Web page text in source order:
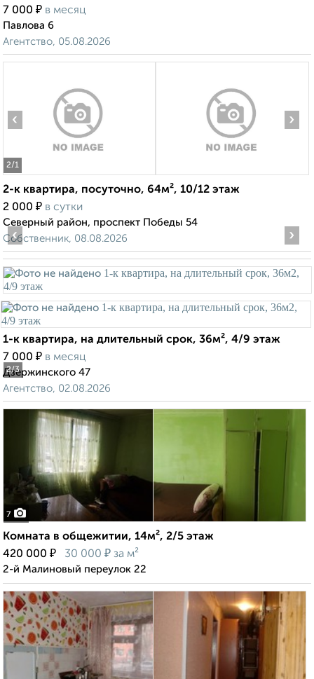
7 000 ₽ в месяц
Павлова 6
Агентство, 05.08.2026
2/1
‹ ›
2-к квартира, посуточно, 64м², 10/12 этаж
2 000 ₽ в сутки
Северный район, проспект Победы 54
Собственник, 08.08.2026
2/3
‹ ›
1-к квартира, на длительный срок, 36м², 4/9 этаж
7 000 ₽ в месяц
Дзержинского 47
Агентство, 02.08.2026
7
Комната в общежитии, 14м², 2/5 этаж
420 000 ₽ 30 000 ₽ за м²
2-й Малиновый переулок 22